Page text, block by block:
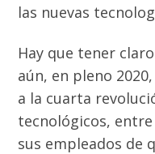
las nuevas
Hay que tener
aún, en pleno
a la cuarta
tecnológicos,
sus empleados de